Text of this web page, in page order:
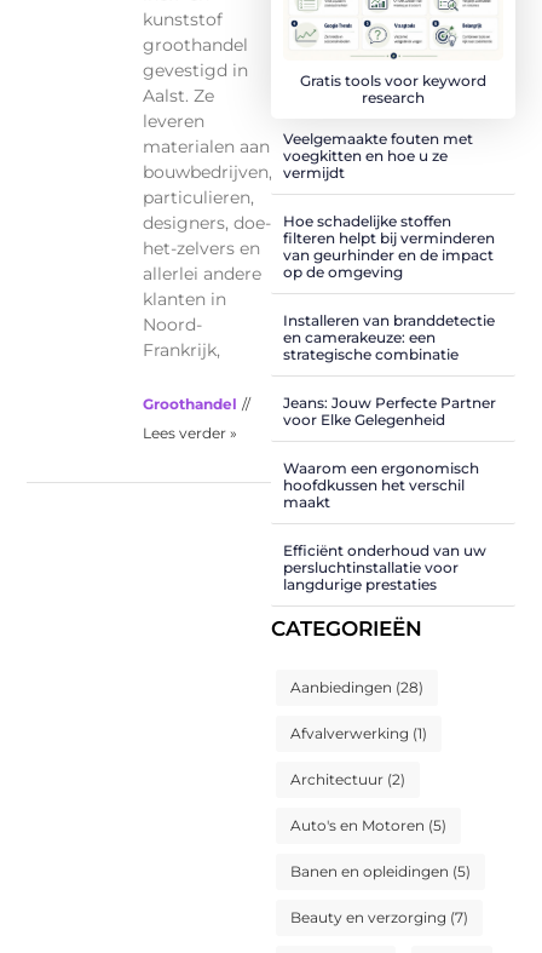
kunststof
groothandel
gevestigd in
Aalst. Ze
leveren
materialen aan
bouwbedrijven,
particulieren,
designers, doe-
het-zelvers en
allerlei andere
klanten in
Noord-
Frankrijk,
Groothandel //
Lees verder »
Gratis tools voor keyword
research
Veelgemaakte fouten met
voegkitten en hoe u ze
vermijdt
Hoe schadelijke stoffen
filteren helpt bij verminderen
van geurhinder en de impact
op de omgeving
Installeren van branddetectie
en camerakeuze: een
strategische combinatie
Jeans: Jouw Perfecte Partner
voor Elke Gelegenheid
Waarom een ergonomisch
hoofdkussen het verschil
maakt
Efficiënt onderhoud van uw
persluchtinstallatie voor
langdurige prestaties
CATEGORIEËN
Aanbiedingen (28)
Afvalverwerking (1)
Architectuur (2)
Auto's en Motoren (5)
Banen en opleidingen (5)
Beauty en verzorging (7)